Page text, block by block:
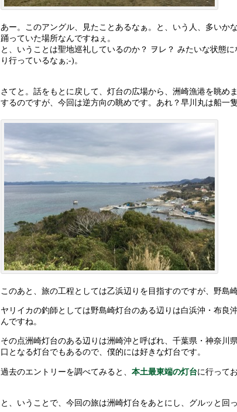
あー。このアングル、見たことあるなぁ。と、いう人、多い
踊っていた場所なんですねぇ。
と、いうことは聖地巡礼しているのか？ ヲレ？ みたいな状態
り行っているなぁ;-)。
さてと。話をもとに戻して、灯台の広場から、洲崎漁港を眺め
するのですが、今回は逆方向の眺めです。あれ？早川丸は船一
このあと、旅の工程としては乙浜辺りを目指すのですが、野島
ヤリイカの釣師としては野島崎灯台のある辺りは白浜沖・布
んですね。
その点洲崎灯台のある辺りは洲崎沖と呼ばれ、千葉県・神奈川
口となる灯台でもあるので、僕的には好きな灯台です。
過去のエントリーを調べてみると、本土最東端の灯台に行って
と、いうことで、今回の旅は洲崎灯台をあとにし、グルッと回